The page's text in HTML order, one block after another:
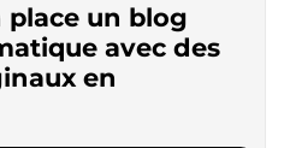
place un blog
avec des
en